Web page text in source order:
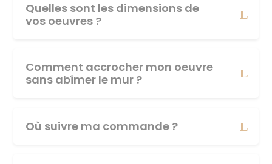
Quelles sont les dimensions de
vos oeuvres ?
Comment accrocher mon oeuvre
sans abîmer le mur ?
Où suivre ma commande ?